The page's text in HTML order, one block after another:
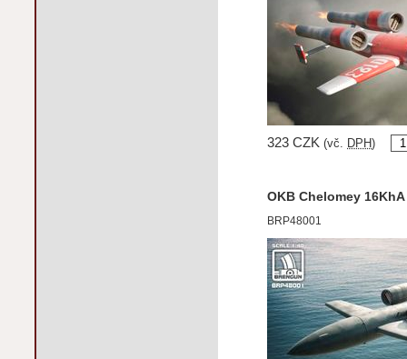
323 CZK (vč. DPH )
OKB Chelomey
BRP48001